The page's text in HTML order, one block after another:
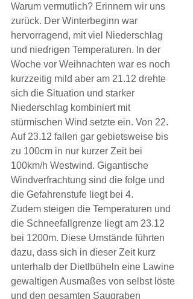
Warum vermutlich? Erinnern wir uns
zurück. Der Winterbeginn war
hervorragend, mit viel Niederschlag
und niedrigen Temperaturen. In der
Woche vor Weihnachten war es noch
kurzzeitig mild aber am 21.12 drehte
sich die Situation und starker
Niederschlag kombiniert mit
stürmischen Wind setzte ein. Von 22.
Auf 23.12 fallen gar gebietsweise bis
zu 100cm in nur kurzer Zeit bei
100km/h Westwind. Gigantische
Windverfrachtung sind die folge und
die Gefahrenstufe liegt bei 4.
Zudem steigen die Temperaturen und
die Schneefallgrenze liegt am 23.12
bei 1200m. Diese Umstände führten
dazu, dass sich in dieser Zeit kurz
unterhalb der Dietlbüheln eine Lawine
gewaltigen Ausmaßes von selbst löste
und den gesamten Saugraben